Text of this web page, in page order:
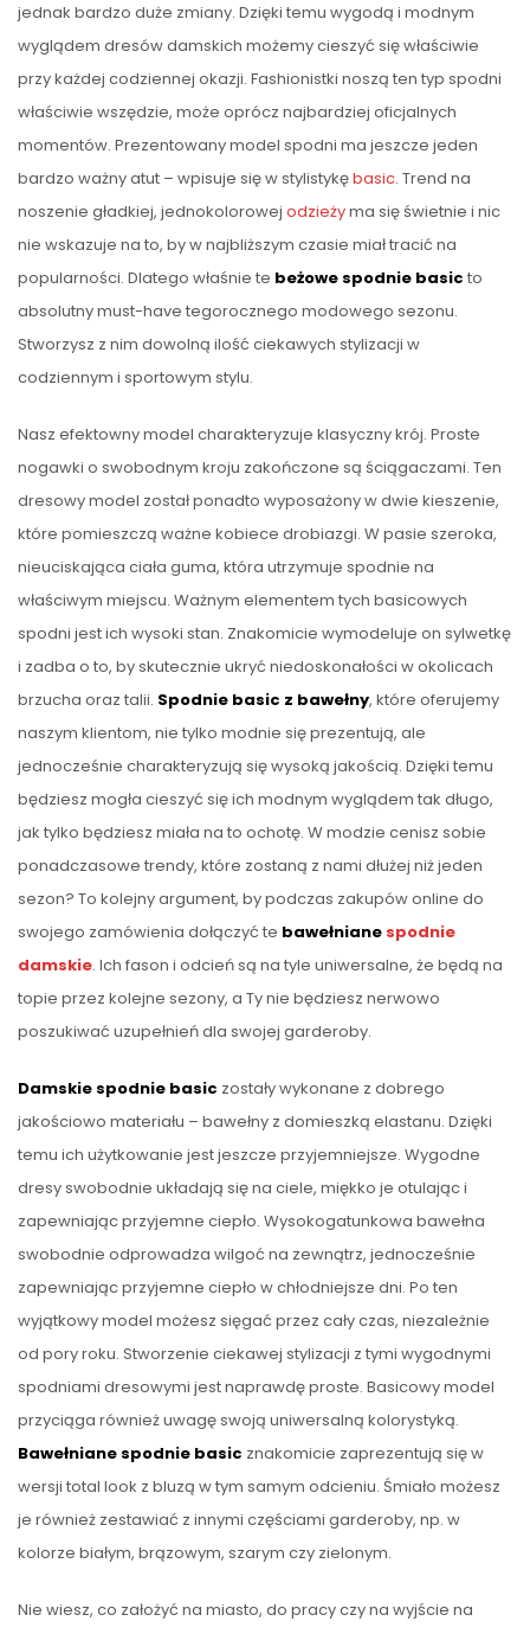
jednak bardzo duże zmiany. Dzięki temu wygodą i modnym
wyglądem dresów damskich możemy cieszyć się właściwie
przy każdej codziennej okazji. Fashionistki noszą ten typ spodni
właściwie wszędzie, może oprócz najbardziej oficjalnych
momentów. Prezentowany model spodni ma jeszcze jeden
bardzo ważny atut – wpisuje się w stylistykębasic. Trend na
noszenie gładkiej, jednokolorowej odzieżyma się świetnie i nic
nie wskazuje na to, by w najbliższym czasie miał tracić na
popularności. Dlatego właśnie te beżowe spodnie basic to
absolutny must-have tegorocznego modowego sezonu.
Stworzysz z nim dowolną ilość ciekawych stylizacji w
codziennym i sportowym stylu.
Nasz efektowny model charakteryzuje klasyczny krój. Proste
nogawki o swobodnym kroju zakończone są ściągaczami. Ten
dresowy model został ponadto wyposażony w dwie kieszenie,
które pomieszczą ważne kobiece drobiazgi. W pasie szeroka,
nieuciskająca ciała guma, która utrzymuje spodnie na
właściwym miejscu. Ważnym elementem tych basicowych
spodni jest ich wysoki stan. Znakomicie wymodeluje on sylwetkę
i zadba o to, by skutecznie ukryć niedoskonałości w okolicach
brzucha oraz talii. Spodnie basic z bawełny, które oferujemy
naszym klientom, nie tylko modnie się prezentują, ale
jednocześnie charakteryzują się wysoką jakością. Dzięki temu
będziesz mogła cieszyć się ich modnym wyglądem tak długo,
jak tylko będziesz miała na to ochotę. W modzie cenisz sobie
ponadczasowe trendy, które zostaną z nami dłużej niż jeden
sezon? To kolejny argument, by podczas zakupów online do
swojego zamówienia dołączyć te bawełniane spodnie
damskie. Ich fason i odcień są na tyle uniwersalne, że będą na
topie przez kolejne sezony, a Ty nie będziesz nerwowo
poszukiwać uzupełnień dla swojej garderoby.
Damskie spodnie basic zostały wykonane z dobrego
jakościowo materiału – bawełny z domieszką elastanu. Dzięki
temu ich użytkowanie jest jeszcze przyjemniejsze. Wygodne
dresy swobodnie układają się na ciele, miękko je otulając i
zapewniając przyjemne ciepło. Wysokogatunkowa bawełna
swobodnie odprowadza wilgoć na zewnątrz, jednocześnie
zapewniając przyjemne ciepło w chłodniejsze dni. Po ten
wyjątkowy model możesz sięgać przez cały czas, niezależnie
od pory roku. Stworzenie ciekawej stylizacji z tymi wygodnymi
spodniami dresowymi jest naprawdę proste. Basicowy model
przyciąga również uwagę swoją uniwersalną kolorystyką.
Bawełniane spodnie basic znakomicie zaprezentują się w
wersji total look z bluzą w tym samym odcieniu. Śmiało możesz
je również zestawiać z innymi częściami garderoby, np. w
kolorze białym, brązowym, szarym czy zielonym.
Nie wiesz, co założyć na miasto, do pracy czy na wyjście na